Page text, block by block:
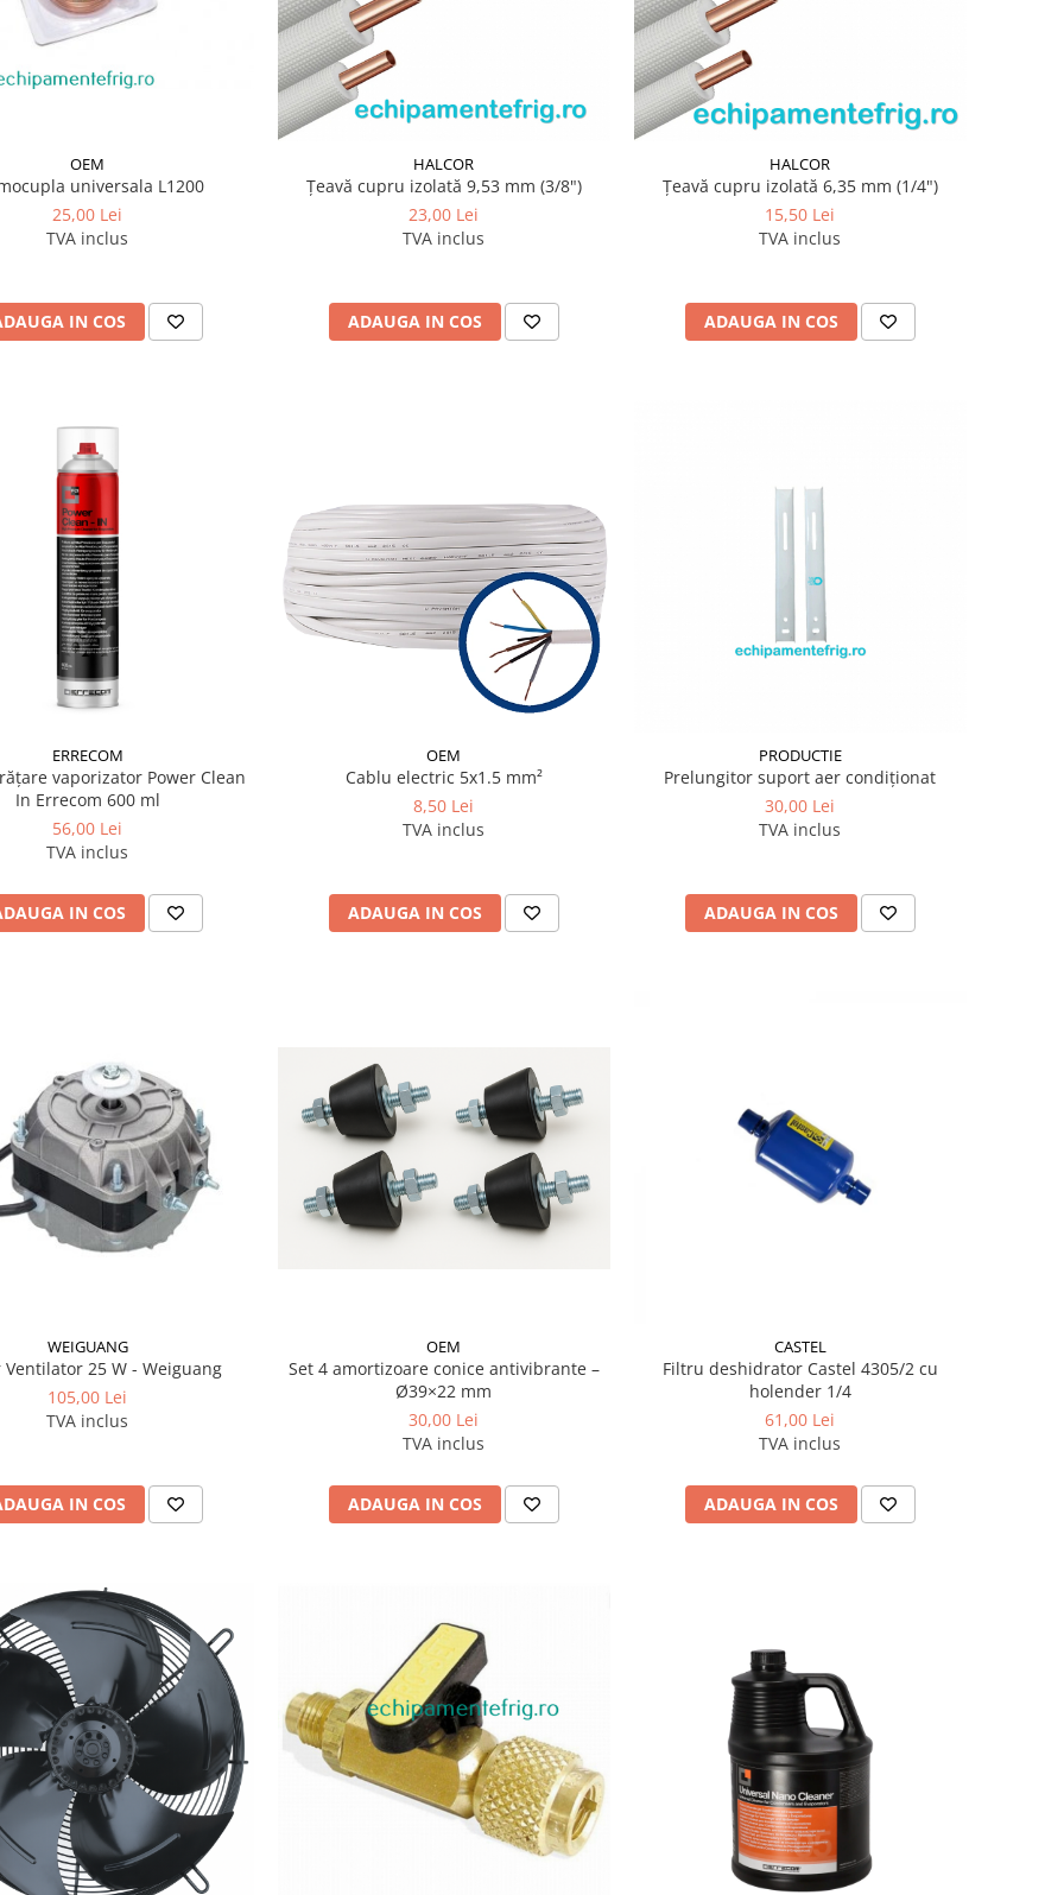
OEM
universala L1200
25,00 Lei
TVA inclus
IN COS
HALCOR
Țeavă cupru izolată 9,53 mm (3/8")
23,00 Lei
TVA inclus
ADAUGA IN COS
HALCOR
Țeavă cupru izolată 6,35 mm (1/4")
15,50 Lei
TVA inclus
ADAUGA IN COS
ERRECOM
vaporizator Power Clean
In Errecom 600 ml
56,00 Lei
TVA inclus
IN COS
OEM
Cablu electric 5x1.5 mm²
8,50 Lei
TVA inclus
ADAUGA IN COS
PRODUCTIE
Prelungitor suport aer condiționat
30,00 Lei
TVA inclus
ADAUGA IN COS
WEIGUANG
25 W - Weiguang
105,00 Lei
TVA inclus
IN COS
OEM
Set 4 amortizoare conice antivibrante –
Ø39×22 mm
30,00 Lei
TVA inclus
ADAUGA IN COS
CASTEL
Filtru deshidrator Castel 4305/2 cu
holender 1/4
61,00 Lei
TVA inclus
ADAUGA IN COS